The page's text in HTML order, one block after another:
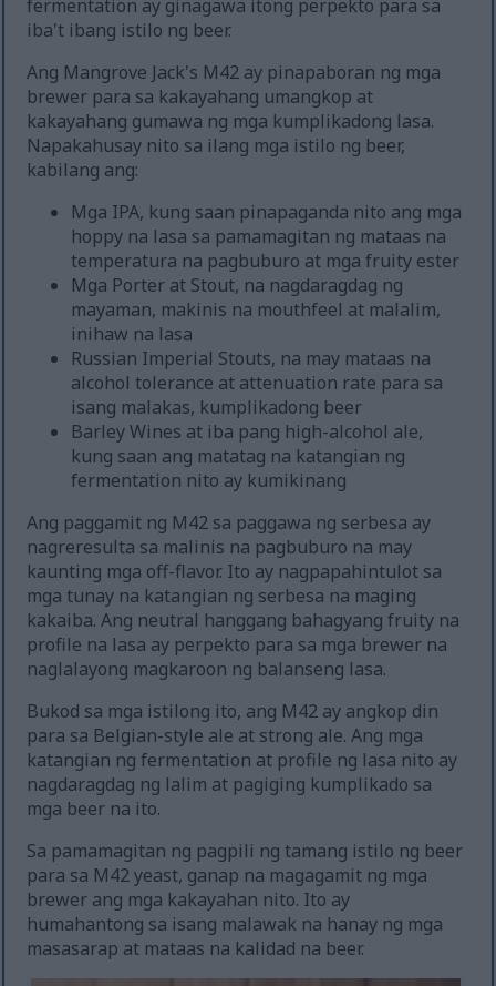
fermentation ay ginagawa itong perpekto para sa
iba't ibang istilo ng beer.
Ang Mangrove Jack's M42 ay pinapaboran ng mga
brewer para sa kakayahang umangkop at
kakayahang gumawa ng mga kumplikadong lasa.
Napakahusay nito sa ilang mga istilo ng beer,
kabilang ang:
Mga IPA, kung saan pinapaganda nito ang mga
hoppy na lasa sa pamamagitan ng mataas na
temperatura na pagbuburo at mga fruity ester
Mga Porter at Stout, na nagdaragdag ng
mayaman, makinis na mouthfeel at malalim,
inihaw na lasa
Russian Imperial Stouts, na may mataas na
alcohol tolerance at attenuation rate para sa
isang malakas, kumplikadong beer
Barley Wines at iba pang high-alcohol ale,
kung saan ang matatag na katangian ng
fermentation nito ay kumikinang
Ang paggamit ng M42 sa paggawa ng serbesa ay
nagreresulta sa malinis na pagbuburo na may
kaunting mga off-flavor. Ito ay nagpapahintulot sa
mga tunay na katangian ng serbesa na maging
kakaiba. Ang neutral hanggang bahagyang fruity na
profile na lasa ay perpekto para sa mga brewer na
naglalayong magkaroon ng balanseng lasa.
Bukod sa mga istilong ito, ang M42 ay angkop din
para sa Belgian-style ale at strong ale. Ang mga
katangian ng fermentation at profile ng lasa nito ay
nagdaragdag ng lalim at pagiging kumplikado sa
mga beer na ito.
Sa pamamagitan ng pagpili ng tamang istilo ng beer
para sa M42 yeast, ganap na magagamit ng mga
brewer ang mga kakayahan nito. Ito ay
humahantong sa isang malawak na hanay ng mga
masasarap at mataas na kalidad na beer.